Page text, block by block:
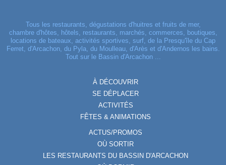
Tous les restaurants, dégustations d'huitres et fruits de mer,
chambre d'hôtes, hôtels, restaurants, marchés, commerces, boutiques,
locations de bateaux, activités sportives, surf, de la Presqu'île du Cap
Ferret, d'Arcachon, du Pyla, du Moulleau, d'Arès et d'Andernos les bains.
Tout sur le Bassin d'Arcachon ...
À DÉCOUVRIR
SE DÉPLACER
ACTIVITÉS
FÊTES & ANIMATIONS
ACTUS/PROMOS
OÙ SORTIR
LES RESTAURANTS DU BASSIN D'ARCACHON